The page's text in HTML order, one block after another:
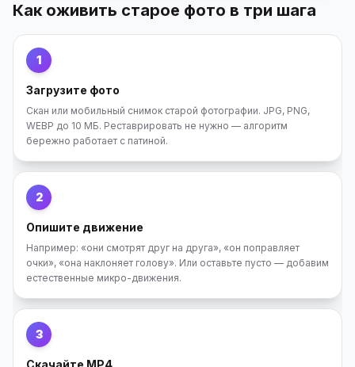
Как оживить старое фото в три шага
1
Загрузите фото
Скан или мобильный снимок старой фотографии. JPG, PNG,
WEBP до 10 МБ. Реставрировать не нужно — алгоритм
бережно работает с патиной.
2
Опишите движение
Например: «они смотрят друг на друга», «он поправляет
очки», «она наклоняет голову». Или оставьте пусто — добавим
естественные микро-движения.
3
Скачайте MP4